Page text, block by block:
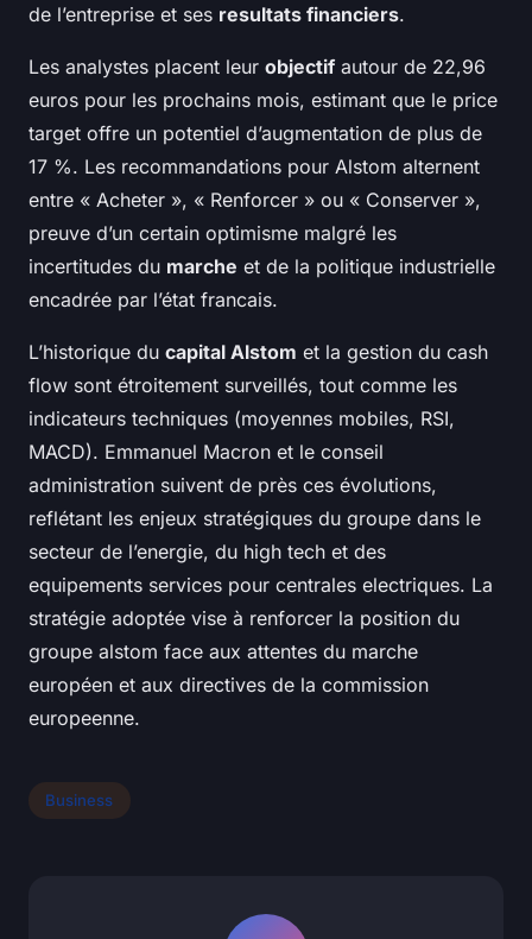
de l’entreprise et ses resultats financiers.
Les analystes placent leur objectif autour de 22,96
euros pour les prochains mois, estimant que le price
target offre un potentiel d’augmentation de plus de
17 %. Les recommandations pour Alstom alternent
entre « Acheter », « Renforcer » ou « Conserver »,
preuve d’un certain optimisme malgré les
incertitudes du marche et de la politique industrielle
encadrée par l’état francais.
L’historique du capital Alstom et la gestion du cash
flow sont étroitement surveillés, tout comme les
indicateurs techniques (moyennes mobiles, RSI,
MACD). Emmanuel Macron et le conseil
administration suivent de près ces évolutions,
reflétant les enjeux stratégiques du groupe dans le
secteur de l’energie, du high tech et des
equipements services pour centrales electriques. La
stratégie adoptée vise à renforcer la position du
groupe alstom face aux attentes du marche
européen et aux directives de la commission
europeenne.
Business